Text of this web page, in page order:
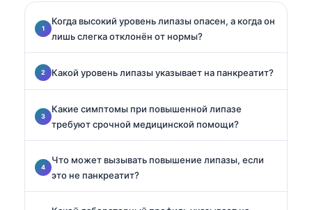
Когда высокий уровень липазы опасен, а когда он
лишь слегка отклонён от нормы?
Какой уровень липазы указывает на панкреатит?
Какие симптомы при повышенной липазе
требуют срочной медицинской помощи?
Что может вызывать повышение липазы, если
это не панкреатит?